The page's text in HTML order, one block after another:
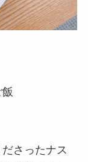
さったナス